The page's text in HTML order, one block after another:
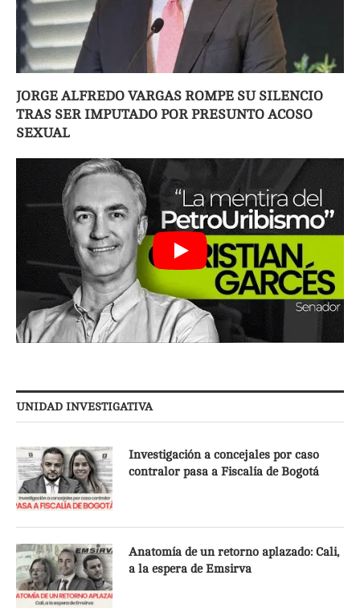
JORGE ALFREDO VARGAS ROMPE SU SILENCIO
TRAS SER IMPUTADO POR PRESUNTO ACOSO
SEXUAL
UNIDAD INVESTIGATIVA
Investigación a concejales por caso
contralor pasa a Fiscalía de Bogotá
Anatomía de un retorno aplazado: Cali,
a la espera de Emsirva